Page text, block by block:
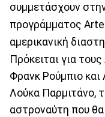
συμμετάσχουν
προγράμματος
αμερικανική
Πρόκειται για
Φρανκ Ρούμπιο και
Λούκα Παρμιτάνο,
αστροναύτη που